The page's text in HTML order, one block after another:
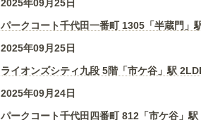
2025年09月25日
パークコート千代田一番町 1305「半蔵門」
2025年09月25日
ライオンズシティ九段 5階「市ケ谷」駅
2025年09月24日
パークコート千代田四番町 812「市ケ谷」